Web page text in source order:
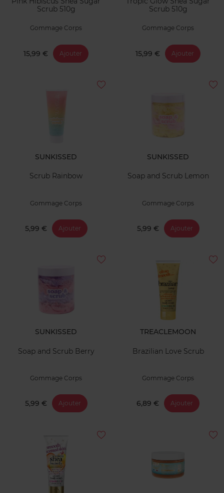
Scrub 510g
Gommage Corps
15,99 € Ajouter
Scrub 510g
Gommage Corps
15,99 € Ajouter
SUNKISSED
Scrub Rainbow
Gommage Corps
5,99 € Ajouter
SUNKISSED
Soap and Scrub Lemon
Gommage Corps
5,99 € Ajouter
SUNKISSED
Soap and Scrub Berry
Gommage Corps
5,99 € Ajouter
TREACLEMOON
Brazilian Love Scrub
Gommage Corps
6,89 € Ajouter